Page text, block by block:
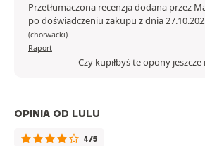
Przetłumaczona recenzja dodana przez
po doświadczeniu zakupu z dnia
(chorwacki)
Raport
Czy kupiłbyś te opony jeszcze
OPINIA OD LULU
4/5